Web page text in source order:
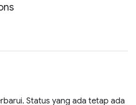
Status yang ada tetap ada